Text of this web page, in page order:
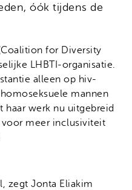
óók tijdens de
for Diversity
LHBTI-organisatie.
alleen op hiv-
mannen
haar werk nu uitgebreid
meer inclusiviteit
zegt Jonta Eliakim